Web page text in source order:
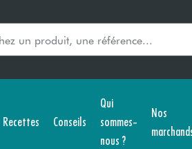
Recettes Conseils
Qui
sommes-
nous ?
Nos